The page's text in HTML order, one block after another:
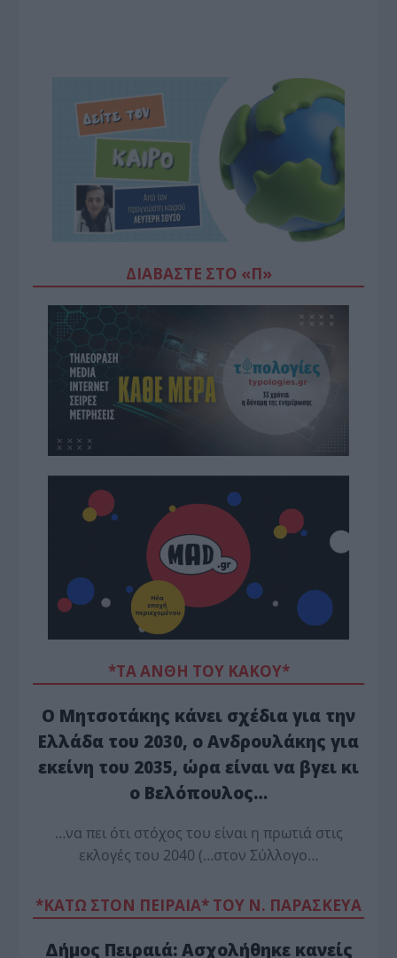
ΔΙΑΒΆΣΤΕ ΣΤΟ «Π»
*ΤΑ ΆΝΘΗ ΤΟΥ ΚΑΚΟΎ*
Ο Μητσοτάκης κάνει σχέδια για την
Ελλάδα του 2030, ο Ανδρουλάκης για
εκείνη του 2035, ώρα είναι να βγει κι
ο Βελόπουλος…
…να πει ότι στόχος του είναι η πρωτιά στις
εκλογές του 2040 (…στον Σύλλογο…
*ΚΑΤΩ ΣΤΟΝ ΠΕΙΡΑΙΑ* ΤΟΥ Ν. ΠΑΡΑΣΚΕΥΑ
Δήμος Πειραιά: Ασχολήθηκε κανείς